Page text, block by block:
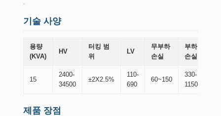
기술 사양
용량
(KVA)
HV
터킹 범
위
LV
무부하
손실
부하
손실
15
2400-
34500
±2X2.5%
110-
690
60~150
330-
1150
제품 장점